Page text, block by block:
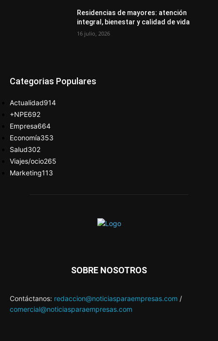
Residencias de mayores: atención
integral, bienestar y calidad de vida
16 julio, 2026
Categorias Populares
Actualidad914
+NPE692
Empresa664
Economía353
Salud302
Viajes/ocio265
Marketing113
SOBRE NOSOTROS
Contáctanos: redaccion@noticiasparaempresas.com /
comercial@noticiasparaempresas.com